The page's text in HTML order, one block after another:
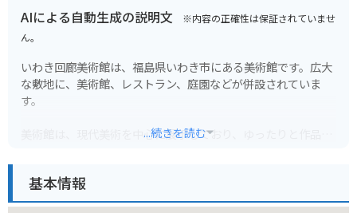
AIによる自動生成の説明文 ※内容の正確性は保証されていませ
ん。
いわき回廊美術館は、福島県いわき市にある美術館です。広大
な敷地に、美術館、レストラン、庭園などが併設されていま
す。
美術館は、現代美術を中心に展示しており、ゆったりと作品を
です。
...続きを読む
基本情報